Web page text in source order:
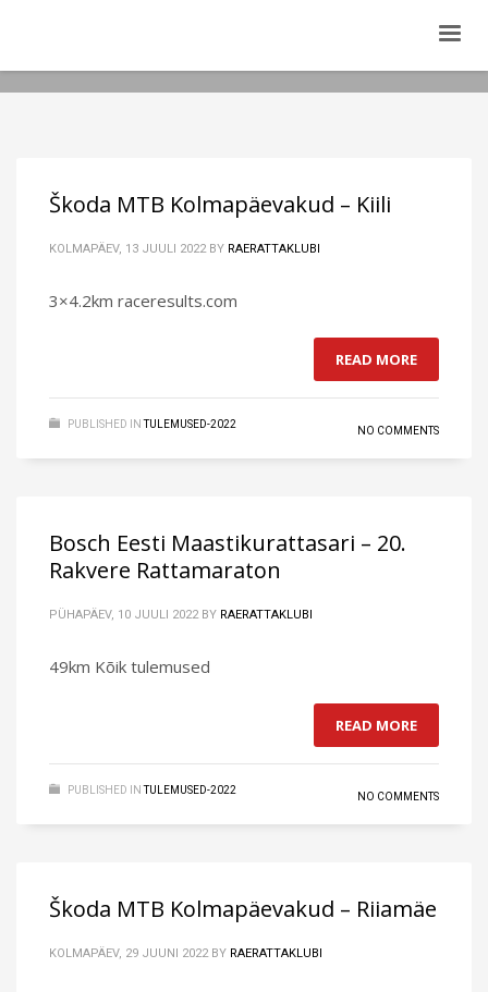
Škoda MTB Kolmapäevakud – Kiili
KOLMAPÄEV, 13 JUULI 2022 BY RAERATTAKLUBI
3×4.2km raceresults.com
READ MORE
PUBLISHED IN TULEMUSED-2022
NO COMMENTS
Bosch Eesti Maastikurattasari – 20.
Rakvere Rattamaraton
PÜHAPÄEV, 10 JUULI 2022 BY RAERATTAKLUBI
49km Kõik tulemused
READ MORE
PUBLISHED IN TULEMUSED-2022
NO COMMENTS
Škoda MTB Kolmapäevakud – Riiamäe
KOLMAPÄEV, 29 JUUNI 2022 BY RAERATTAKLUBI